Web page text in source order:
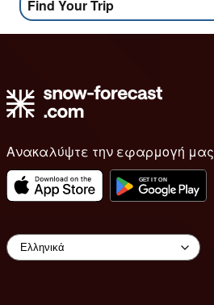
Find Your Trip
Ανακαλύψτε την εφαρμογή μας